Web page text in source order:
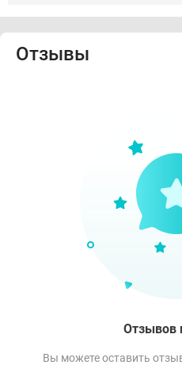
Отзывы
Отзывов
Вы можете оставить